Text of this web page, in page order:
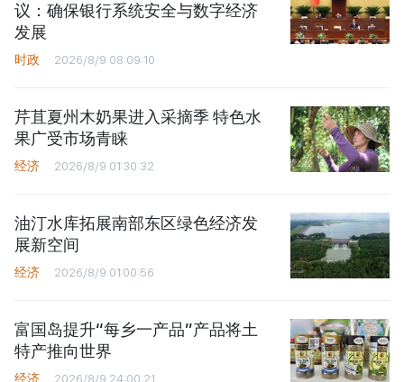
议：确保银行系统安全与数字经济
发展
时政 2026/8/9 08:09:10
芹苴夏州木奶果进入采摘季 特色水
果广受市场青睐
经济 2026/8/9 01:30:32
油汀水库拓展南部东区绿色经济发
展新空间
经济 2026/8/9 01:00:56
富国岛提升“每乡一产品”产品将土
特产推向世界
经济 2026/8/9 24:00:21